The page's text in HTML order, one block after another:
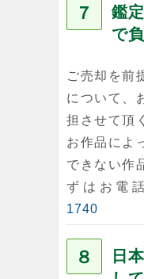
７
鑑
で
ご売却を前
について、
担させて頂
お作品によ
できない作
ずはお電
1740
８
日